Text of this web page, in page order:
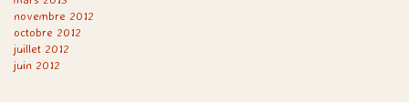
novembre 2012
octobre 2012
juillet 2012
juin 2012